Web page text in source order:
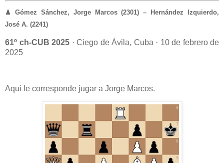
♟ Gómez Sánchez, Jorge Marcos (2301) – Hernández Izquierdo,
José A. (2241)
61º ch-CUB 2025 · Ciego de Ávila, Cuba · 10 de febrero de
2025
Aqui le corresponde jugar a Jorge Marcos.